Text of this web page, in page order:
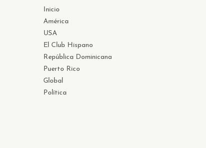
Inicio
América
USA
El Club Hispano
República Dominicana
Puerto Rico
Global
Política